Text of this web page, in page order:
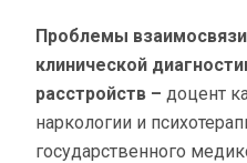
Проблемы
клинической
расстройств – доцент
наркологии и
государственного